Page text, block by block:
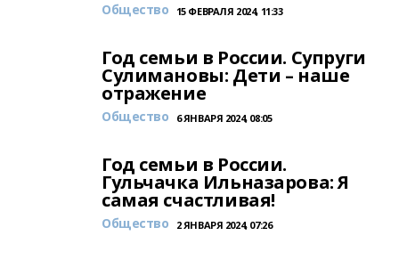
Общество 15 ФЕВРАЛЯ 2024, 11:33
Год семьи в России. Супруги
Сулимановы: Дети – наше
отражение
Общество 6 ЯНВАРЯ 2024, 08:05
Год семьи в России.
Гульчачка Ильназарова: Я
самая счастливая!
Общество 2 ЯНВАРЯ 2024, 07:26